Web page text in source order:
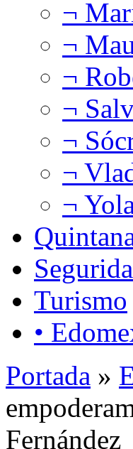
¬
¬
¬
¬
¬
¬
¬
Turismo
•
Portada »
Fernández